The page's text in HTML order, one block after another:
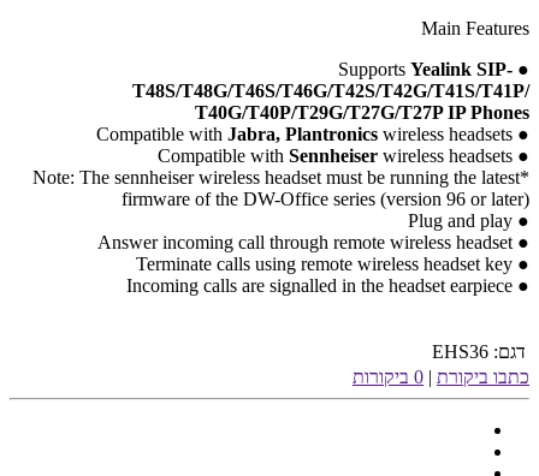
Main Features
●
Supports Yealink SIP-
T48S/T48G/T46S/T46G/T42S/T42G/T41S/T41P/
T40G/T40P/T29G/T27G/T27P IP Phones
●
Compatible with Jabra, Plantronics wireless headsets
●
Compatible with Sennheiser wireless headsets
*Note: The sennheiser wireless headset must be running the latest
firmware of the DW-Office series (version 96 or later)
●
Plug and play
●
Answer incoming call through remote wireless headset
●
Terminate calls using remote wireless headset key
●
Incoming calls are signalled in the headset earpiece
דגם: EHS36
כתבו ביקורת | 0 ביקורות